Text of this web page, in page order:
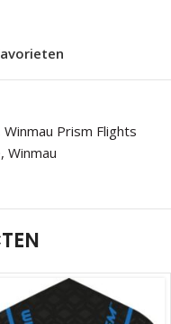
Winmau Prism Flights
, Winmau